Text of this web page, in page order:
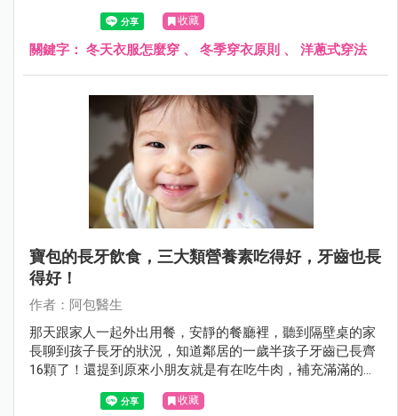
兒，天空雲層開始變厚，媽媽又趕緊幫孩子套上外套，就這
樣媽媽幫孩子穿脫衣服來回不下5～6次，旁人看了都累了。
收藏
關鍵字： 冬天衣服怎麼穿 、 冬季穿衣原則 、 洋蔥式穿法
寶包的長牙飲食，三大類營養素吃得好，牙齒也長
得好！
作者：阿包醫生
那天跟家人一起外出用餐，安靜的餐廳裡，聽到隔壁桌的家
長聊到孩子長牙的狀況，知道鄰居的一歲半孩子牙齒已長齊
16顆了！還提到原來小朋友就是有在吃牛肉，補充滿滿的鈣
質，牙才長得好！怎麼…聽起來覺得怪怪的呀！阿包醫生來
幫大家補充寶包的長牙飲食資訊。
收藏